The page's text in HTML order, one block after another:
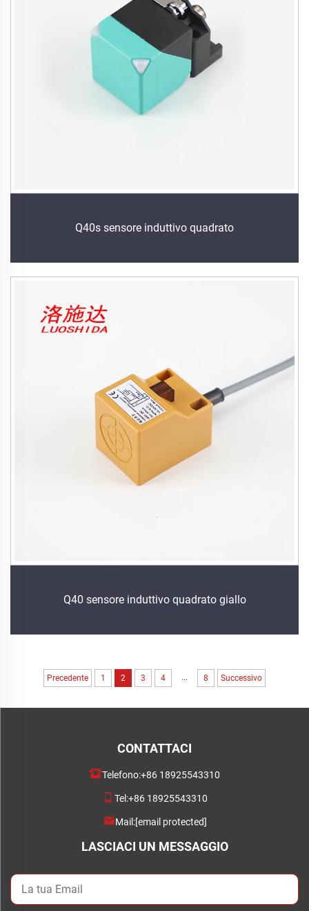
Q40s sensore induttivo quadrato
Q40 sensore induttivo quadrato giallo
Precedente 1 2 3 4 ... 8 Successivo
CONTATTACI
Telefono:+86 18925543310
Tel:+86 18925543310
Mail:[email protected]
LASCIACI UN MESSAGGIO